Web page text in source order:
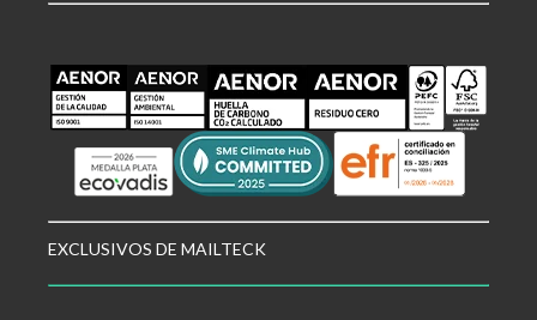
EXCLUSIVOS DE MAILTECK